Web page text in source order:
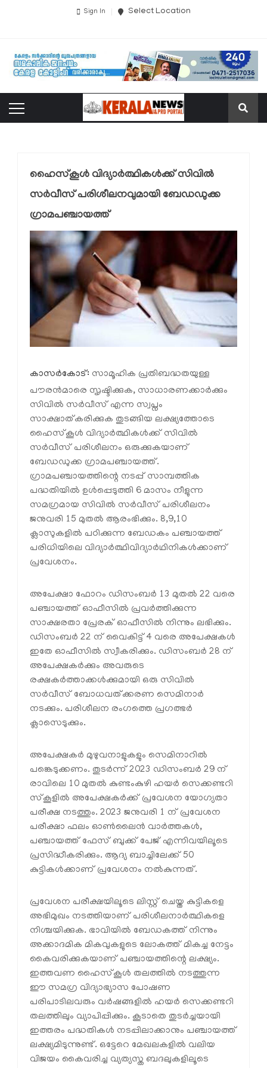
Sign In Select Location
ഹൈസ്‌കൂള്‍ വിദ്യാര്‍ത്ഥികള്‍ക്ക് സിവില്‍
സര്‍വീസ് പരിശീലനവുമായി ബേഡഡുക്ക
ഗ്രാമപഞ്ചായത്ത്
കാസർകോട്: സാമൂഹിക പ്രതിബദ്ധതയുള്ള
പൗരന്‍മാരെ സൃഷ്ടിക്കുക, സാധാരണക്കാര്‍ക്കും
സിവില്‍ സര്‍വീസ് എന്ന സ്വപ്നം
സാക്ഷാത്കരിക്കുക തുടങ്ങിയ ലക്ഷ്യത്തോടെ
ഹൈസ്‌കൂള്‍ വിദ്യാര്‍ത്ഥികള്‍ക്ക് സിവില്‍
സര്‍വീസ് പരിശീലനം ഒരുക്കുകയാണ്
ബേഡഡുക്ക ഗ്രാമപഞ്ചായത്ത്.
ഗ്രാമപഞ്ചായത്തിന്റെ നടപ്പ് സാമ്പത്തിക
പദ്ധതിയില്‍ ഉള്‍പ്പെടുത്തി 6 മാസം നീളുന്ന
സമഗ്രമായ സിവില്‍ സര്‍വീസ് പരിശീലനം
ജനുവരി 15 മുതല്‍ ആരംഭിക്കും. 8,9,10
ക്ലാസുകളില്‍ പഠിക്കുന്ന ബേഡകം പഞ്ചായത്ത്
പരിധിയിലെ വിദ്യാര്‍ത്ഥിവിദ്യാര്‍ഥിനികള്‍ക്കാണ്
പ്രവേശനം.
അപേക്ഷാ ഫോറം ഡിസംബര്‍ 13 മുതല്‍ 22 വരെ
പഞ്ചായത്ത് ഓഫീസില്‍ പ്രവര്‍ത്തിക്കുന്ന
സാക്ഷരതാ പ്രേരക് ഓഫീസില്‍ നിന്നും ലഭിക്കും.
ഡിസംബര്‍ 22 ന് വൈകിട്ട് 4 വരെ അപേക്ഷകള്‍
ഇതേ ഓഫീസില്‍ സ്വീകരിക്കും. ഡിസംബര്‍ 28 ന്
അപേക്ഷകര്‍ക്കും അവരുടെ
രക്ഷകര്‍ത്താക്കള്‍ക്കുമായി ഒരു സിവില്‍
സര്‍വീസ് ബോധവത്ക്കരണ സെമിനാര്‍
നടക്കും. പരിശീലന രംഗത്തെ പ്രഗത്ഭര്‍
ക്ലാസെടുക്കും.
അപേക്ഷകര്‍ മുഴുവനാളുകളും സെമിനാറില്‍
പങ്കെടുക്കണം. തുടര്‍ന്ന് 2023 ഡിസംബര്‍ 29 ന്
രാവിലെ 10 മുതല്‍ കുണ്ടംകുഴി ഹയര്‍ സെക്കണ്ടറി
സ്‌കൂളില്‍ അപേക്ഷകര്‍ക്ക് പ്രവേശന യോഗ്യതാ
പരീക്ഷ നടത്തും. 2023 ജനുവരി 1 ന് പ്രവേശന
പരീക്ഷാ ഫലം ഓണ്‍ലൈന്‍ വാര്‍ത്തകള്‍,
പഞ്ചായത്ത് ഫേസ് ബുക്ക് പേജ് എന്നിവയിലൂടെ
പ്രസിദ്ധീകരിക്കും. ആദ്യ ബാച്ചിലേക്ക് 50
കുട്ടികള്‍ക്കാണ് പ്രവേശനം നല്‍കുന്നത്.
പ്രവേശന പരീക്ഷയിലൂടെ ലിസ്റ്റ് ചെയ്ത കുട്ടികളെ
അഭിമുഖം നടത്തിയാണ് പരിശീലനാര്‍ത്ഥികളെ
നിശ്ചയിക്കുക. ഭാവിയില്‍ ബേഡകത്ത് നിന്നും
അക്കാദമിക മികവുകളുടെ ലോകത്ത് മികച്ച നേട്ടം
കൈവരിക്കുകയാണ് പഞ്ചായത്തിന്റെ ലക്ഷ്യം.
ഇത്തവണ ഹൈസ്‌കൂള്‍ തലത്തില്‍ നടത്തുന്ന
ഈ സമഗ്ര വിദ്യാഭ്യാസ പോഷണ
പരിപാടിലവരും വര്‍ഷങ്ങളില്‍ ഹയര്‍ സെക്കണ്ടറി
തലത്തിലും വ്യാപിപ്പിക്കും. കൂടാതെ തുടര്‍ച്ചയായി
ഇത്തരം പദ്ധതികള്‍ നടപ്പിലാക്കാനും പഞ്ചായത്ത്
ലക്ഷ്യമിടുന്നുണ്ട്. ഒട്ടേറെ മേഖലകളില്‍ വലിയ
വിജയം കൈവരിച്ച വ്യത്യസ്ത ബദലുകളിലൂടെ